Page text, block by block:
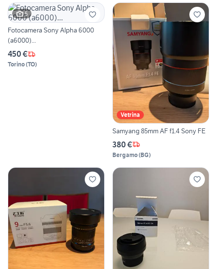
5
Fotocamera Sony Alpha 6000
(a6000)...
450 €
Torino(TO)
Vetrina
Samyang 85mm AF f1.4 Sony FE
380 €
Bergamo(BG)